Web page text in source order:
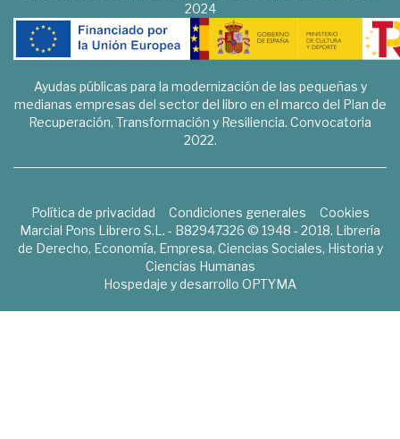
2024
Ayudas públicas para la modernización de las pequeñas y
medianas empresas del sector del libro en el marco del Plan de
Recuperación, Transformación y Resiliencia. Convocatoria
2022.
Política de privacidad Condiciones generales
Cookies
Marcial Pons Librero S.L. - B82947326 © 1948 - 2018. Librería
de Derecho, Economía, Empresa, Ciencias Sociales, Historia y
Ciencias Humanas
Hospedaje y desarrollo OPTYMA